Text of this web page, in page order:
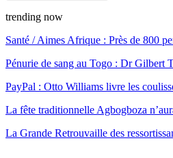
trending now
Santé / Aimes Afrique : Près de 800
Pénurie de sang au Togo : Dr Gilbert
PayPal : Otto Williams livre les
La fête traditionnelle Agbogboza
La Grande Retrouvaille des